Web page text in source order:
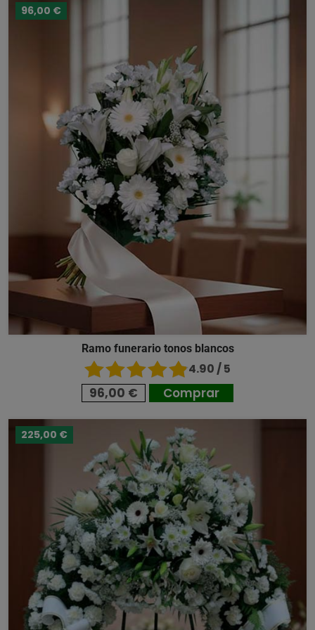
96,00 €
Ramo funerario tonos blancos
4.90 / 5
96,00 € Comprar
225,00 €